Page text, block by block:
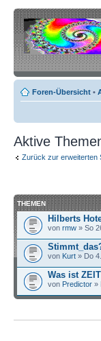
Foren-Übersicht •
Aktive
Zurück zur erweiterten
THEMEN
Hilberts
von rmw » So
von Kurt » Do
Was ist
von Predictor »